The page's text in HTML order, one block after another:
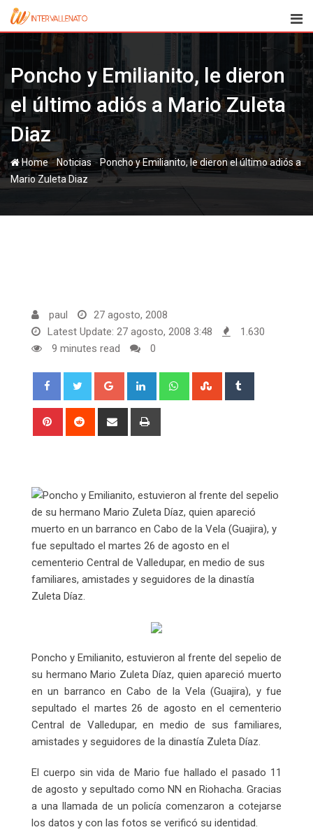
Skip
Poncho y Emilianito, le dieron
el último adiós a Mario Zuleta
Diaz
Home-Noticias-Poncho y Emilianito, le dieron el último adiós a
Mario Zuleta Diaz
paul
27 agosto, 2008
Latest Update: 27 agosto, 2008 3:48
1.630
9 minutes read
0
Google+ LinkedIn WhatsappStumbleUpon
Pinterest Reddit
Share
Poncho y Emilianito, estuvieron al frente del sepelio
de su hermano Mario Zuleta Díaz, quien apareció
muerto en un barranco en Cabo de la Vela (Guajira), y
fue sepultado el martes 26 de agosto en el
cementerio Central de Valledupar, en medio de sus
familiares, amistades y seguidores de la dinastía
Zuleta Díaz.
Poncho y Emilianito, estuvieron al frente del sepelio de
su hermano Mario Zuleta Díaz, quien apareció muerto
en un barranco en Cabo de la Vela (Guajira), y fue
sepultado el martes 26 de agosto en el cementerio
Central de Valledupar, en medio de sus familiares,
amistades y seguidores de la dinastía Zuleta Díaz.
El cuerpo sin vida de Mario fue hallado el pasado 11
de agosto y sepultado como NN en Riohacha. Gracias
a una llamada de un policía comenzaron a cotejarse
los datos y con las fotos se verificó su identidad.